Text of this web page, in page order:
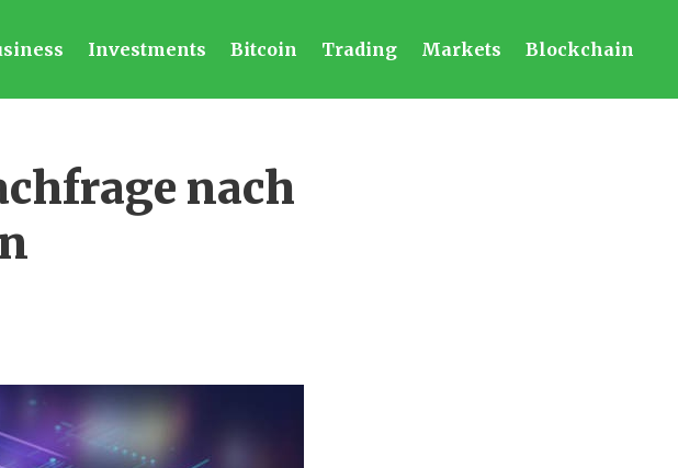
Investments Bitcoin Trading Markets Blockchain
nach